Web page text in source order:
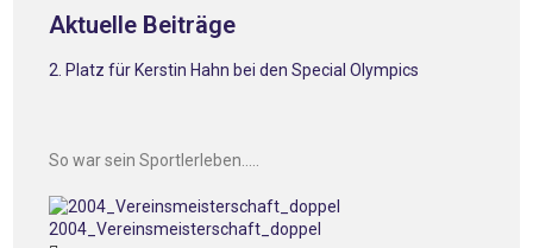
Aktuelle Beiträge
2. Platz für Kerstin Hahn bei den Special Olympics
So war sein Sportlerleben…..
2004_Vereinsmeisterschaft_doppel